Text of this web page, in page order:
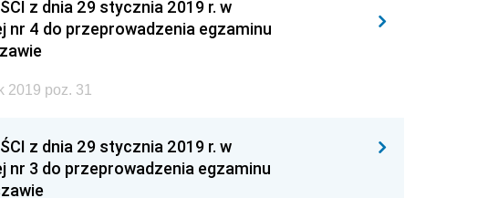
z dnia 29 stycznia 2019 r. w
nr 4 do przeprowadzenia egzaminu
poz. 31
z dnia 29 stycznia 2019 r. w
nr 3 do przeprowadzenia egzaminu